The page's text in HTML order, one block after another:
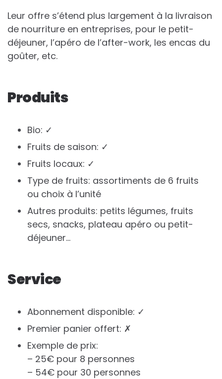
Leur offre s’étend plus largement à la livraison
de nourriture en entreprises, pour le petit-
déjeuner, l’apéro de l’after-work, les encas du
goûter, etc.
Produits
Bio: ✓
Fruits de saison: ✓
Fruits locaux: ✓
Type de fruits: assortiments de 6 fruits
ou choix à l’unité
Autres produits: petits légumes, fruits
secs, snacks, plateau apéro ou petit-
déjeuner…
Service
Abonnement disponible: ✓
Premier panier offert: ✗
Exemple de prix:
– 25€ pour 8 personnes
– 54€ pour 30 personnes